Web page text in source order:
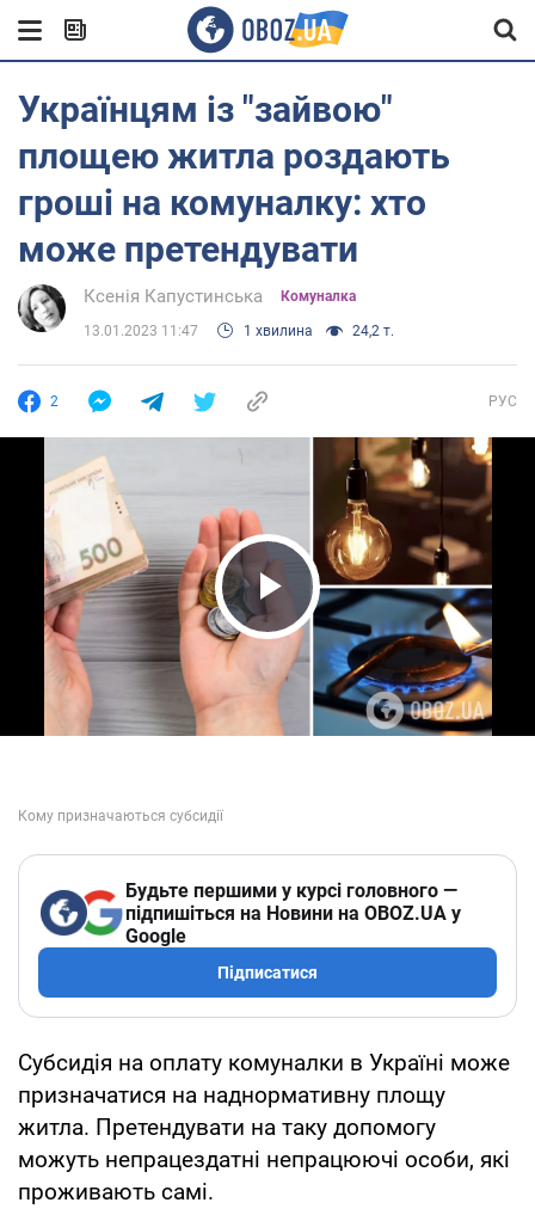
Українцям із "зайвою"
площею житла роздають
гроші на комуналку: хто
може претендувати
Ксенія Капустинська Комуналка
13.01.2023 11:47 1 хвилина 24,2 т.
2 РУС
Play Video
Будьте першими у курсі головного —
підпишіться на Новини на OBOZ.UA у
Google
Підписатися
Субсидія на оплату комуналки в Україні може
призначатися на наднормативну площу
житла. Претендувати на таку допомогу
можуть непрацездатні непрацюючі особи, які
проживають самі.